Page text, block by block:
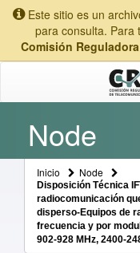
Este sitio es un
para consulta. Para
Comisión
Node
Inicio Node
Disposición Técnica
radiocomunicación
disperso-Equipos de
frecuencia y por
902-928 MHz, 2400-